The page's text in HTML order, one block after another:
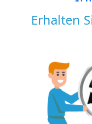
Erhalten